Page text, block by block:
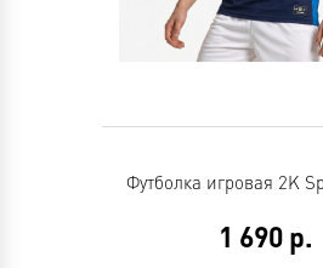
Футболка игровая 2K
1 690 р.